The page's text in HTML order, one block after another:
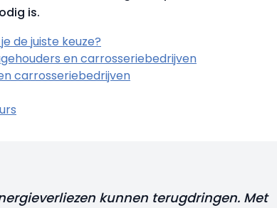
is.
de juiste keuze?
en carrosseriebedrijven
carrosseriebedrijven
kunnen terugdringen. Met